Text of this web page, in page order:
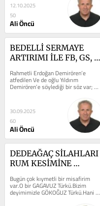
12.10.2025
50
Ali Öncü
BEDELLİ SERMAYE
ARTIRIMI İLE FB, GS,
BATIKLARINI
KAPATIYOR
Rahmetli Erdoğan Demirören’e
atfedilen Ve de oğlu Yıldırım
Demirören’e söylediği bir söz var;
“Oğlum Beşiktaş’ı yönettiğin...
30.09.2025
60
Ali Öncü
DEDEAĞAÇ SİLAHLARI
RUM KESİMİNE
Bugün çok kıymetli bir misafirim
var.O bir GAGAVUZ Türkü.Bizim
deyimimizle GÖKOĞUZ Türkü.Hani şu
bayraklarında hala BOZKURT